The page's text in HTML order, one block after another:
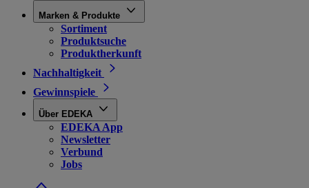
Marken & Produkte
Sortiment
Produktsuche
Produktherkunft
Nachhaltigkeit
Gewinnspiele
Über EDEKA
EDEKA App
Newsletter
Verbund
Jobs